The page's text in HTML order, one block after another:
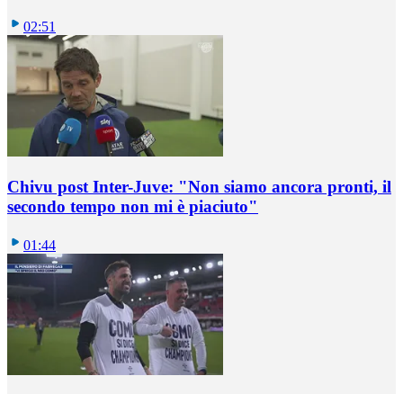
02:51
Chivu post Inter-Juve: "Non siamo ancora pronti, il
secondo tempo non mi è piaciuto"
01:44